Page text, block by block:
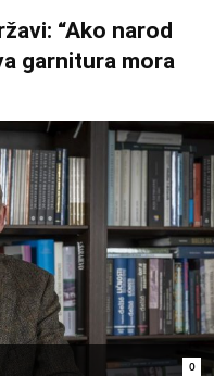
“Ako narod
garnitura mora
0